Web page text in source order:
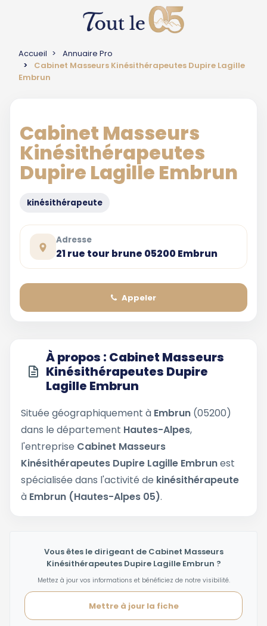
Accueil
Annuaire Pro
Cabinet Masseurs Kinésithérapeutes Dupire Lagille
Embrun
Cabinet Masseurs
Kinésithérapeutes
Dupire Lagille Embrun
kinésithérapeute
Adresse
21 rue tour brune 05200 Embrun
Appeler
À propos : Cabinet Masseurs
Kinésithérapeutes Dupire
Lagille Embrun
Située géographiquement à Embrun (05200)
dans le département Hautes-Alpes,
l'entreprise Cabinet Masseurs
Kinésithérapeutes Dupire Lagille Embrunest
spécialisée dans l'activité de kinésithérapeute
à Embrun (Hautes-Alpes 05).
Vous êtes le dirigeant de Cabinet Masseurs
Kinésithérapeutes Dupire Lagille Embrun ?
Mettez à jour vos informations et bénéficiez de notre visibilité.
Mettre à jour la fiche